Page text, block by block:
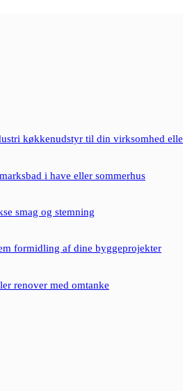
køkkenudstyr til din virksomhed
i have eller sommerhus
smag og stemning
formidling af dine byggeprojekter
renover med omtanke